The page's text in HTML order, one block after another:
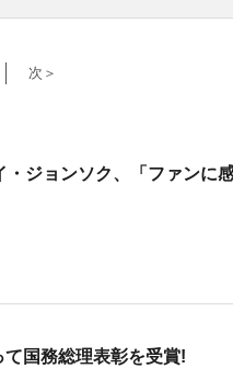
次＞
・ジョンソク、「ファンに
国務総理表彰を受賞!